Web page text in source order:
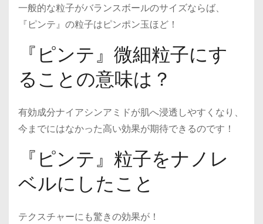
一般的な粒子がバランスボールのサイズならば、
『ピンテ』の粒子はピンポン玉ほど！
『ピンテ』微細粒子にす
ることの意味は？
有効成分ナイアシンアミドが肌へ浸透しやすくなり、
今までにはなかった高い効果が期待できるのです！
『ピンテ』粒子をナノレ
ベルにしたこと
テクスチャーにも驚きの効果が！